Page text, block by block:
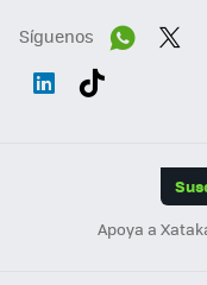
Síguenos
Apoya a